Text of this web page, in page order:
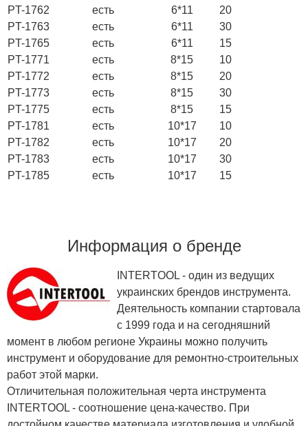
PT-1762
есть 6*11
20
PT-1763
есть 6*11
30
PT-1765
есть 6*11
15
PT-1771
есть 8*15
10
PT-1772
есть 8*15
20
PT-1773
есть 8*15
30
PT-1775
есть 8*15
15
PT-1781
есть 10*17
10
PT-1782
есть 10*17
20
PT-1783
есть 10*17
30
PT-1785
есть 10*17 15
Информация о бренде
INTERTOOL - один из ведущих
украинских брендов инструмента.
Деятельность компании стартовала
с 1999 года и на сегодняшний
момент в любом регионе Украины можно получить
инструмент и оборудование для ремонтно-строительных
работ этой марки.
Отличительная положительная черта инструмента
INTERTOOL - соотношение цена-качество. При